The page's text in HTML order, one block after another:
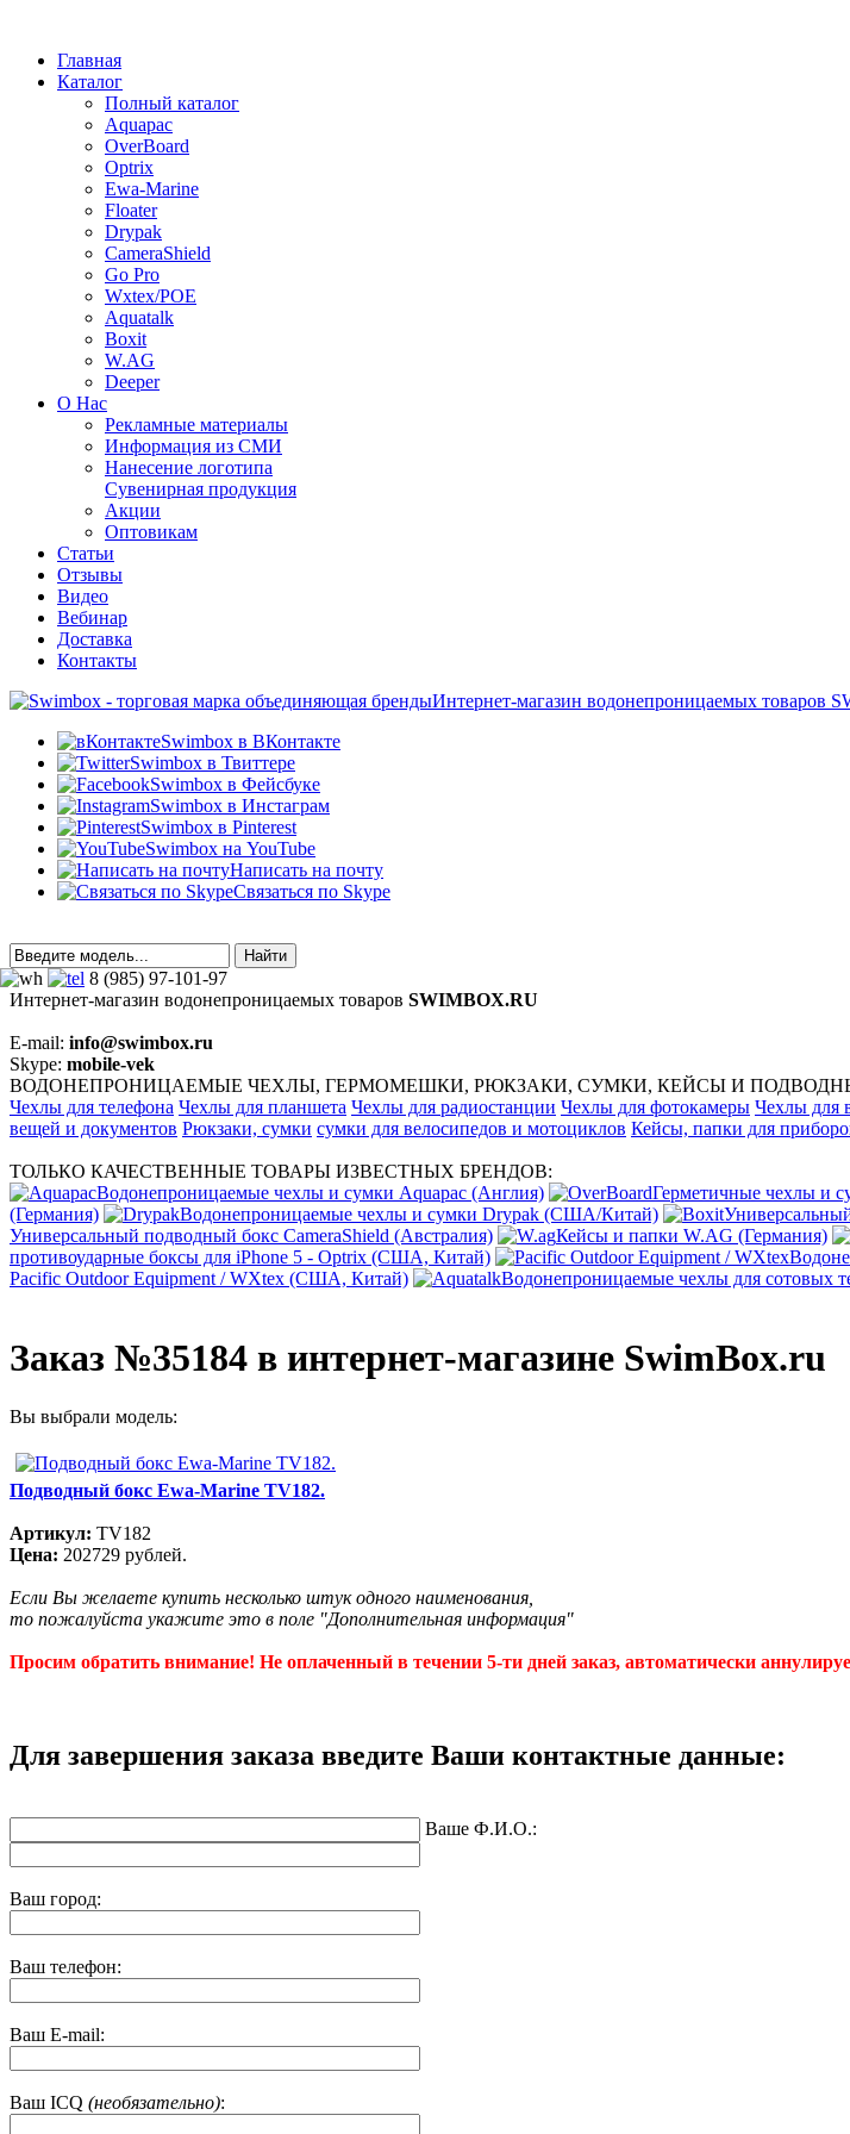
Главная
Каталог
Полный каталог
Aquapac
OverBoard
Optrix
Ewa-Marine
Floater
Drypak
CameraShield
Go Pro
Wxtex/POE
Aquatalk
Boxit
W.AG
Deeper
О Нас
Рекламные материалы
Информация из СМИ
Нанесение логотипа
Сувенирная продукция
Акции
Оптовикам
Статьи
Отзывы
Видео
Вебинар
Доставка
Контакты
Интернет-магазин водонепроницаемых товаров
Swimbox в ВКонтакте
Swimbox в Твиттере
Swimbox в Фейсбуке
Swimbox в Инстаграм
Swimbox в Pinterest
Swimbox на YouTube
Написать на почту
Связаться по Skype
8 (985) 97-101-97
Интернет-магазин водонепроницаемых товаров SWIMBOX.RU
E-mail: info@swimbox.ru
Skype: mobile-vek
ВОДОНЕПРОНИЦАЕМЫЕ ЧЕХЛЫ, ГЕРМОМЕШКИ, РЮКЗАКИ, СУМКИ, КЕЙСЫ И
Чехлы для телефона Чехлы для планшета Чехлы для радиостанции Чехлы для фотокамеры Чехлы для
вещей и документов Рюкзаки, сумки сумки для велосипедов и мотоциклов Кейсы, папки для
ТОЛЬКО КАЧЕСТВЕННЫЕ ТОВАРЫ ИЗВЕСТНЫХ БРЕНДОВ:
Водонепроницаемые чехлы и сумки Aquapac (Англия)
Герметичные чехлы и
(Германия)
Водонепроницаемые чехлы и сумки Drypak (США/Китай)
Универсальный подводный бокс CameraShield (Австралия)
Кейсы и папки W.AG (Германия)
противоударные боксы для iPhone 5 - Optrix (США, Китай)
Pacific Outdoor Equipment / WXtex (США, Китай)
Водонепроницаемые чехлы для сотовых
Заказ №35184 в интернет-магазине SwimBox.ru
Вы выбрали модель:
Подводный бокс Ewa-Marine TV182.
Артикул: TV182
Цена: 202729 рублей.
Если Вы желаете купить несколько штук одного наименования,
то пожалуйста укажите это в поле "Дополнительная информация"
Просим обратить внимание! Не оплаченный в течении 5-ти дней заказ, автоматически
Для завершения заказа введите Ваши контактные данные:
Ваше Ф.И.О.:
Ваш город:
Ваш телефон:
Ваш E-mail:
Ваш ICQ (необязательно):